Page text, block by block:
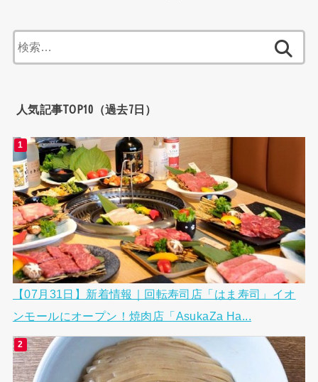
索:
人気記事TOP10（過去7日）
【07月31日】新着情報｜回転寿司店「はま寿司」イオ
ンモールにオープン！焼肉店「AsukaZa Ha...